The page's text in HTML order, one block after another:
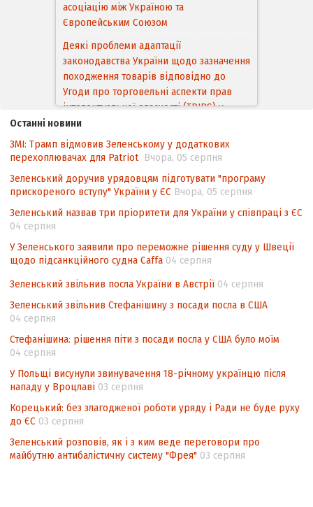
асоціацію між Україною та
Європейським Cоюзом
Деякі проблеми адаптації
законодавства України щодо зазначення
походження товарів відповідно до
Угоди про торговельні аспекти прав
інтелектуальної власності (TRIPS) у
контексті євроінтеграції
Аналіз виборчого законодавства щодо
невизначеності механізму повторного
підрахунку голосів виборців
Інформаційна безпека суспільства
Контент-аналіз відображення сенсу
нормативно-правових документах
Останні новини
ЗМІ: Трамп відмовив Зеленському у додаткових
перехоплювачах для Patriot Вчора, 05 серпня
Зеленський доручив урядовцям підготувати "програму
прискореного вступу" України у ЄС Вчора, 05 серпня
Зеленський назвав три пріоритети для України у співпраці з ЄС
04 серпня
У Зеленського заявили про переможне рішення суду у Швеції
щодо підсанкційного судна Caffa 04 серпня
Зеленський звільнив посла України в Австрії 04 серпня
Зеленський звільнив Стефанішину з посади посла в США
04 серпня
Стефанішина: рішення піти з посади посла у США було моїм
04 серпня
У Польщі висунули звинувачення 18-річному українцю після
нападу у Вроцлаві 03 серпня
Корецький: без злагодженої роботи уряду і Ради не буде руху
до ЄС 03 серпня
Зеленський розповів, як і з ким веде переговори про
майбутню антибалістичну систему "Фрея" 03 серпня